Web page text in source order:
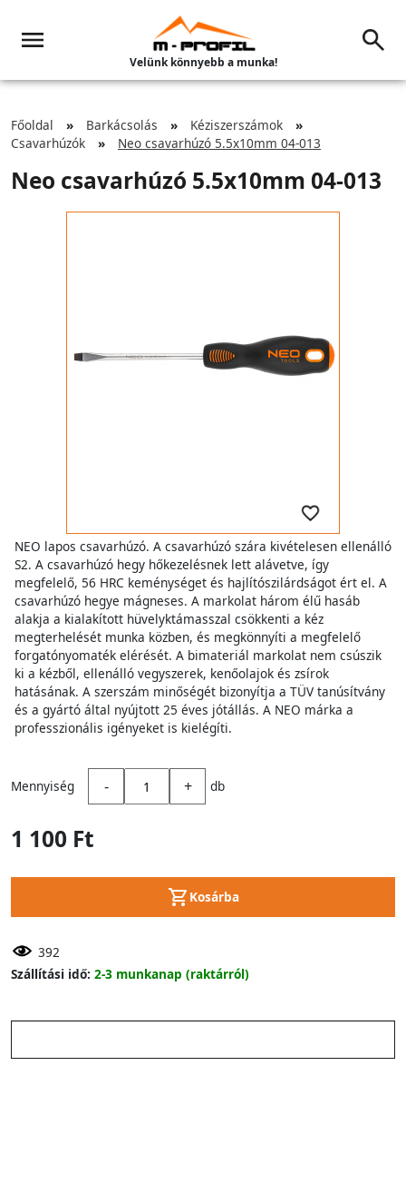
Velünk könnyebb a munka!
Főoldal Barkácsolás
Kéziszerszámok
Csavarhúzók
Neo csavarhúzó 5.5x10mm 04-013
Neo csavarhúzó 5.5x10mm 04-013
NEO lapos csavarhúzó. A csavarhúzó szára kivételesen ellenálló
S2. A csavarhúzó hegy hőkezelésnek lett alávetve, így
megfelelő, 56 HRC keménységet és hajlítószilárdságot ért el. A
csavarhúzó hegye mágneses. A markolat három élű hasáb
alakja a kialakított hüvelyktámasszal csökkenti a kéz
megterhelését munka közben, és megkönnyíti a megfelelő
forgatónyomaték elérését. A bimateriál markolat nem csúszik
ki a kézből, ellenálló vegyszerek, kenőolajok és zsírok
hatásának. A szerszám minőségét bizonyítja a TÜV tanúsítvány
és a gyártó által nyújtott 25 éves jótállás. A NEO márka a
professzionális igényeket is kielégíti.
Mennyiség - + db
1 100 Ft
Kosárba
392
Szállítási idő: 2-3 munkanap (raktárról)